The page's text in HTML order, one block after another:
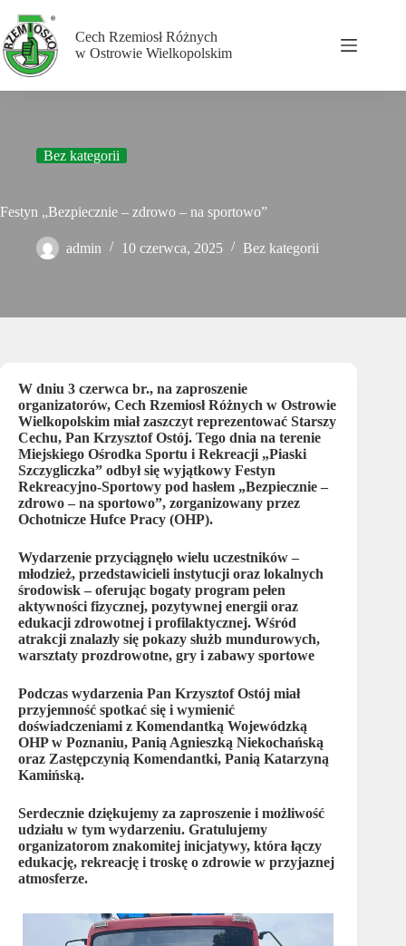
treści
Cech Rzemiosł Różnych
w Ostrowie Wielkopolskim
Bez kategorii
Festyn „Bezpiecznie – zdrowo – na sportowo”
admin 10 czerwca, 2025 Bez kategorii
W dniu 3 czerwca br., na zaproszenie
organizatorów, Cech Rzemiosł Różnych w Ostrowie
Wielkopolskim miał zaszczyt reprezentować Starszy
Cechu, Pan Krzysztof Ostój. Tego dnia na terenie
Miejskiego Ośrodka Sportu i Rekreacji „Piaski
Szczygliczka” odbył się wyjątkowy Festyn
Rekreacyjno-Sportowy pod hasłem „Bezpiecznie –
zdrowo – na sportowo”, zorganizowany przez
Ochotnicze Hufce Pracy (OHP).
Wydarzenie przyciągnęło wielu uczestników –
młodzież, przedstawicieli instytucji oraz lokalnych
środowisk – oferując bogaty program pełen
aktywności fizycznej, pozytywnej energii oraz
edukacji zdrowotnej i profilaktycznej. Wśród
atrakcji znalazły się pokazy służb mundurowych,
warsztaty prozdrowotne, gry i zabawy sportowe
Podczas wydarzenia Pan Krzysztof Ostój miał
przyjemność spotkać się i wymienić
doświadczeniami z Komendantką Wojewódzką
OHP w Poznaniu, Panią Agnieszką Niekochańską
oraz Zastępczynią Komendantki, Panią Katarzyną
Kamińską.
Serdecznie dziękujemy za zaproszenie i możliwość
udziału w tym wydarzeniu. Gratulujemy
organizatorom znakomitej inicjatywy, która łączy
edukację, rekreację i troskę o zdrowie w przyjaznej
atmosferze.